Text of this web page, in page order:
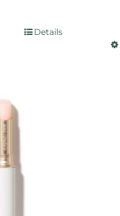
Details